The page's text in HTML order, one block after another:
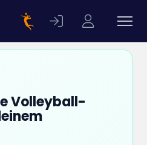
Volleyball-